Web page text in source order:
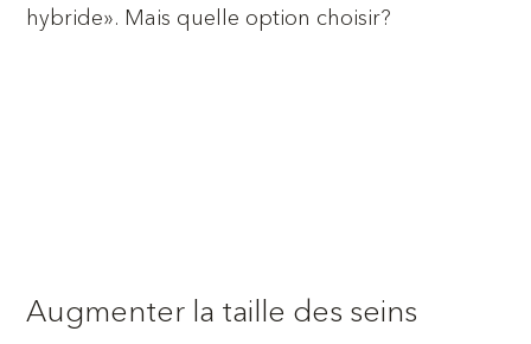
hybride». Mais quelle option choisir?
Augmenter la taille des seins